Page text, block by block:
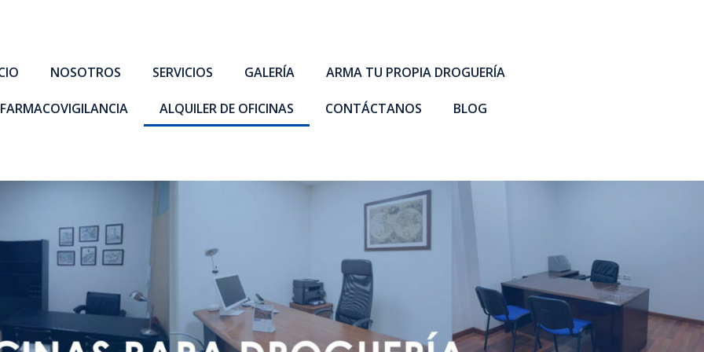
NOSOTROS SERVICIOS GALERÍA ARMA TU PROPIA DROGUERÍA
FARMACOVIGILANCIA ALQUILER DE OFICINAS CONTÁCTANOS BLOG